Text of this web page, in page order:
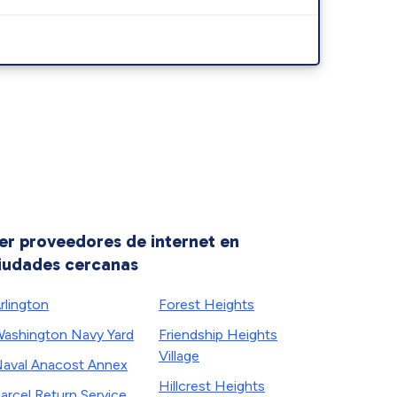
proveedores de internet en
cercanas
Navy Yard
Anacost Annex
Forest Heights
Friendship Heights
Village
Hillcrest Heights